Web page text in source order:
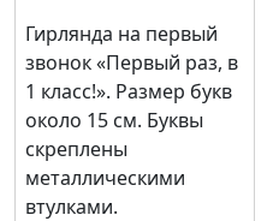
Гирлянда на первый
звонок «Первый раз, в
1 класс!». Размер букв
около 15 см. Буквы
скреплены
металлическими
втулками.